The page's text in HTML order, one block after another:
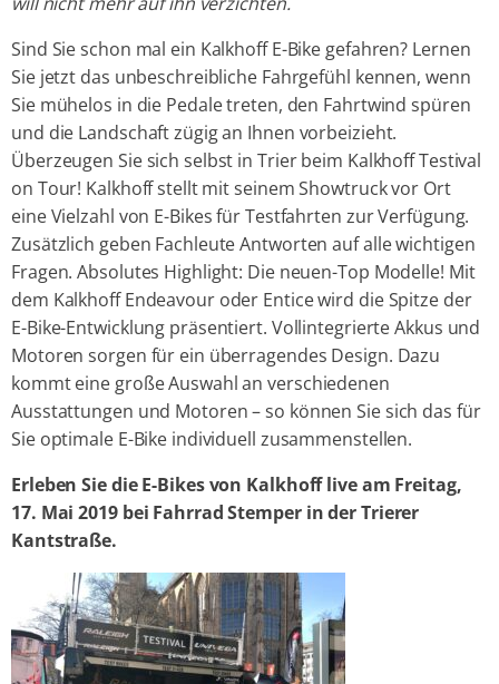
Sind Sie schon mal ein Kalkhoff E-Bike gefahren? Lernen
Sie jetzt das unbeschreibliche Fahrgefühl kennen, wenn
Sie mühelos in die Pedale treten, den Fahrtwind spüren
und die Landschaft zügig an Ihnen vorbeizieht.
Überzeugen Sie sich selbst in Trier beim Kalkhoff Testival
on Tour! Kalkhoff stellt mit seinem Showtruck vor Ort
eine Vielzahl von E-Bikes für Testfahrten zur Verfügung.
Zusätzlich geben Fachleute Antworten auf alle wichtigen
Fragen. Absolutes Highlight: Die neuen-Top Modelle! Mit
dem Kalkhoff Endeavour oder Entice wird die Spitze der
E-Bike-Entwicklung präsentiert. Vollintegrierte Akkus und
Motoren sorgen für ein überragendes Design. Dazu
kommt eine große Auswahl an verschiedenen
Ausstattungen und Motoren – so können Sie sich das für
Sie optimale E-Bike individuell zusammenstellen.
Erleben Sie die E-Bikes von Kalkhoff live am Freitag,
17. Mai 2019 bei Fahrrad Stemper in der Trierer
Kantstraße.